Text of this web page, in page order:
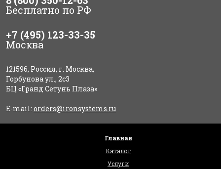
Бесплатно по РФ
+7 (495) 123-33-35
Москва
121596, Россия, г. Москва,
Горбунова ул., 2с3
БЦ «Гранд Сетунь Плаза»
E-mail: orders@ironsystems.ru
Главная
Каталог
Услуги